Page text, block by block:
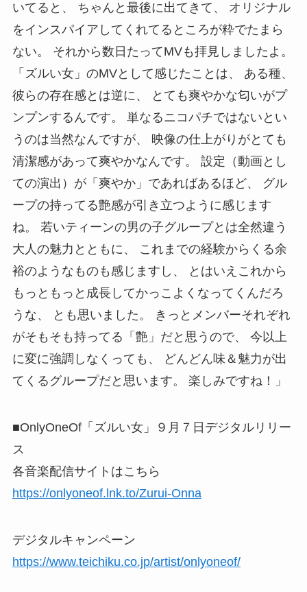
いてると、 ちゃんと最後に出てきて、 オリジナル
をインスパイアしてくれてるところが粋でたまら
ない。 それから数日たってMVも拝見しましたよ。
「ズルい女」のMVとして感じたことは、 ある種、
彼らの存在感とは逆に、 とても爽やかな匂いがプ
ンプンするんです。 単なるニコパチではないとい
うのは当然なんですが、 映像の仕上がりがとても
清潔感があって爽やかなんです。 設定（動画とし
ての演出）が「爽やか」であればあるほど、 グル
ープの持ってる艶感が引き立つように感じます
ね。 若いティーンの男の子グループとは全然違う
大人の魅力とともに、 これまでの経験からくる余
裕のようなものも感じますし、 とはいえこれから
もっともっと成長してかっこよくなってくんだろ
うな、 とも思いました。 きっとメンバーそれぞれ
がそもそも持ってる「艶」だと思うので、 今以上
に変に強調しなくっても、 どんどん味＆魅力が出
てくるグループだと思います。 楽しみですね！」
■OnlyOneOf「ズルい女」９月７日デジタルリリー
ス
各音楽配信サイトはこちら
https://onlyoneof.lnk.to/Zurui-Onna
デジタルキャンペーン
https://www.teichiku.co.jp/artist/onlyoneof/